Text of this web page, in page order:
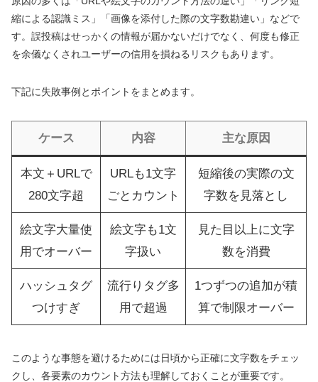
縮による認識ミス」「画像を添付した際の文字数勘違い」などで
す。誤投稿はせっかくの情報が届かないだけでなく、何度も修正
を余儀なくされユーザーの信用を損ねるリスクもあります。
下記に失敗事例とポイントをまとめます。
ケース 内容 主な原因
本文＋URLで
280文字超
URLも1文字
ごとカウント
短縮後の実際の文
字数を見落とし
絵文字大量使
用でオーバー
絵文字も1文
字扱い
見た目以上に文字
数を消費
ハッシュタグ
つけすぎ
流行りタグ多
用で超過
1つずつの追加が積
算で制限オーバー
このような事態を避けるためには日頃から正確に文字数をチェッ
クし、各要素のカウント方法も理解しておくことが重要です。